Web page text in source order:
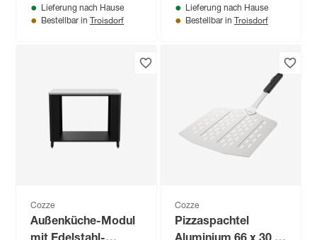
Lieferung nach Hause
Bestellbar in Troisdorf
Lieferung nach Hause
Bestellbar in Troisdorf
Cozze
Außenküche-Modul
Cozze
Pizzaspachtel